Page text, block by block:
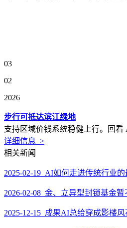
03
02
2026
步行可抵达滨江绿地
支持区域价钱系统稳健上行。回
详细信息 >
相关新闻
2025-02-19 AI如何走进传统行业
2026-02-08 金、立异型封锁基金暂
2025-12-15 成果AI总给穿成影楼